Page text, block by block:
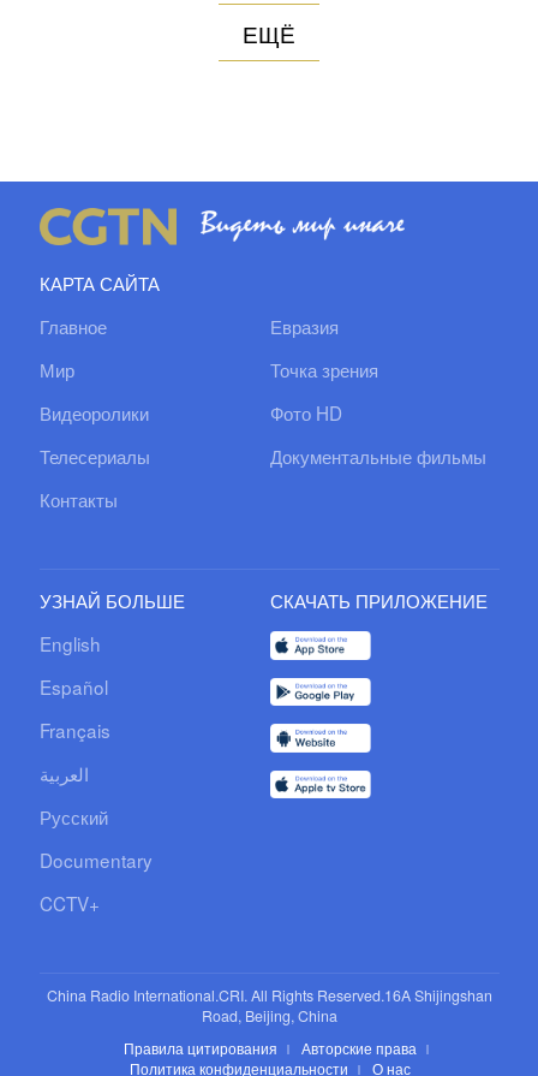
ЕЩЁ
КАРТА САЙТА
Главное
Евразия
Мир
Точка зрения
Видеоролики
Фото HD
Телесериалы
Документальные фильмы
Контакты
УЗНАЙ БОЛЬШЕ
English
Español
Français
العربية
Русский
Documentary
CCTV+
СКАЧАТЬ ПРИЛОЖЕНИЕ
China Radio International.CRI. All Rights Reserved.16A Shijingshan
Road, Beijing, China
Правила цитирования
Авторские права
Политика конфиденциальности
О нас